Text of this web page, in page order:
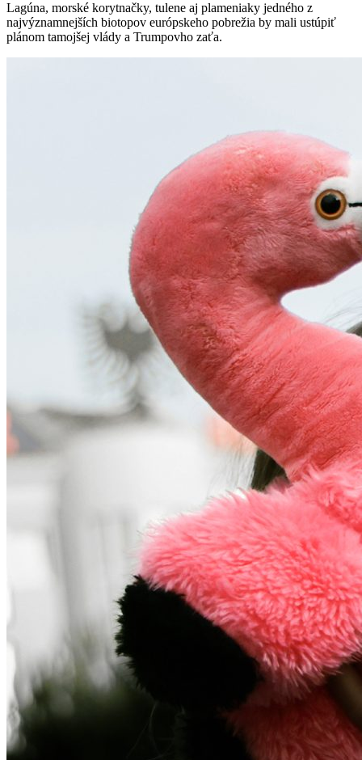
Lagúna, morské korytnačky, tulene aj plameniaky jedného z
najvýznamnejších biotopov európskeho pobrežia by mali ustúpiť
plánom tamojšej vlády a Trumpovho zaťa.